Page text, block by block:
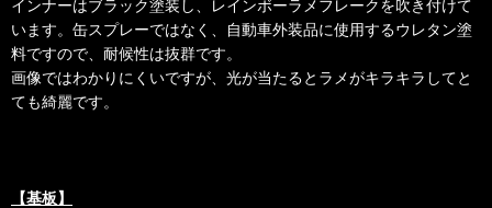
インナーはブラック塗装し、レインボーラメフレークを吹き付けて
います。缶スプレーではなく、自動車外装品に使用するウレタン塗
料ですので、耐候性は抜群です。
画像ではわかりにくいですが、光が当たるとラメがキラキラしてと
ても綺麗です。
【基板】